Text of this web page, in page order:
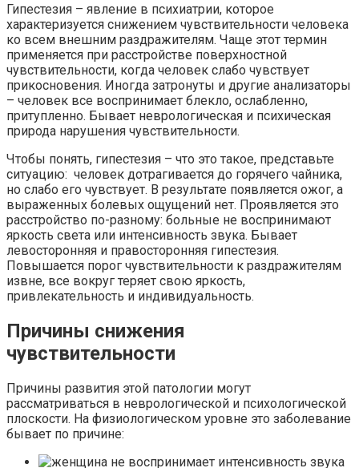
Гипестезия – явление в психиатрии, которое
характеризуется снижением чувствительности человека
ко всем внешним раздражителям. Чаще этот термин
применяется при расстройстве поверхностной
чувствительности, когда человек слабо чувствует
прикосновения. Иногда затронуты и другие анализаторы
– человек все воспринимает блекло, ослабленно,
притупленно. Бывает неврологическая и психическая
природа нарушения чувствительности.
Чтобы понять, гипестезия – что это такое, представьте
ситуацию: человек дотрагивается до горячего чайника,
но слабо его чувствует. В результате появляется ожог, а
выраженных болевых ощущений нет. Проявляется это
расстройство по-разному: больные не воспринимают
яркость света или интенсивность звука. Бывает
левосторонняя и правосторонняя гипестезия.
Повышается порог чувствительности к раздражителям
извне, все вокруг теряет свою яркость,
привлекательность и индивидуальность.
Причины снижения
чувствительности
Причины развития этой патологии могут
рассматриваться в неврологической и психологической
плоскости. На физиологическом уровне это заболевание
бывает по причине: